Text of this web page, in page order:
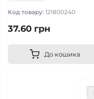
Код товару: 121800240
37.60 грн
До кошика